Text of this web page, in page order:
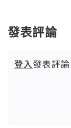
發表評論
登入發表評論